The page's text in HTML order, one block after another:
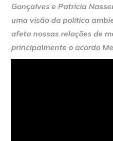
Gonçalves e Patricia
uma visão da política
afeta nossas relações de
principalmente o acordo